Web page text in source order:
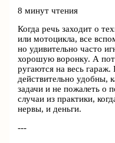
8 минут чтения
Когда речь заходит о
или мотоцикла, все
но удивительно часто
хорошую воронку. А
ругаются на весь гараж.
действительно удобны,
задачи и не пожалеть о
случаи из практики,
нервы, и деньги.
---